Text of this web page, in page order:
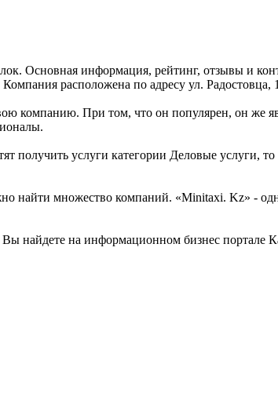
Основная информация, рейтинг, отзывы и
расположена по адресу ул. Радостовца,
компанию. При том, что он популярен, он же
получить услуги категории Деловые услуги,
найти множество компаний. «Minitaxi. Kz» -
на информационном бизнес портале